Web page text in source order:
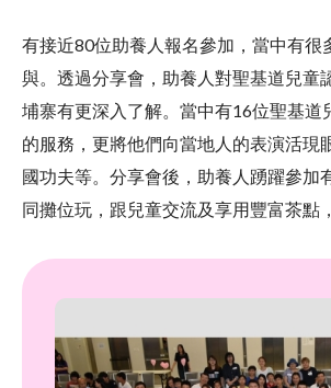
有接近80位助養人報名參加，當中有很
與。透過分享會，助養人對聖基道兒童
埔寨有更深入了解。當中有16位聖基道
的服務，更將他們向當地人的表演活現
國功夫等。分享會後，助養人踴躍參加
同攤位玩，跟兒童交流及享用豐富茶點